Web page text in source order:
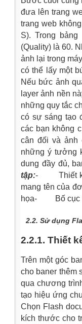
đưa lên trang
trang web
S). Trong bảng
(Quality) là 60.
ảnh lại trong
có thể lấy một
Nếu bức ảnh
layer ảnh nền
những quy tắc
có sự sáng tạo
các bạn không
cân đối và ảnh
những ý tưởng
dung đầy đủ,
tập:- Thiết kế
mang tên
họa- Bố cục
2.2. Sử dụng
2.2.1. Thiết
Trên một góc
cho baner thêm
qua chương
tạo hiệu ứng
Chọn Flash
kích thước cho